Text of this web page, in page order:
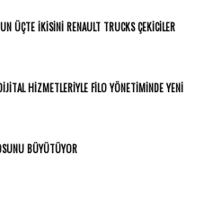
ÜÇTE IKISINI RENAULT TRUCKS ÇEKICILER
HIZMETLERIYLE FILO YÖNETIMINDE YENI
BÜYÜTÜYOR